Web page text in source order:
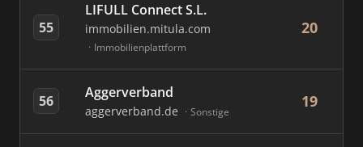
55
LIFULL Connect S.L.
immobilien.mitula.com
Immobilienplattform
20
56 Aggerverband
aggerverband.de Sonstige
19